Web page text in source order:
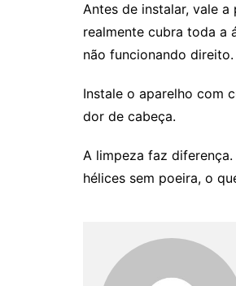
Antes de instalar, vale
realmente cubra toda a
não funcionando direito.
Instale o aparelho com
dor de cabeça.
A limpeza faz
hélices sem poeira, o